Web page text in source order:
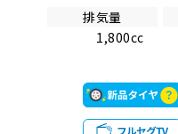
排気量
1,800cc